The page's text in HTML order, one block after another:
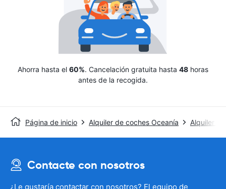
Ahorra hasta el 60%. Cancelación gratuita hasta 48 horas
antes de la recogida.
Página de inicio Alquiler de coches Oceanía Alquiler
Contacte con nosotros
¿Le gustaría contactar con nosotros? El equipo de